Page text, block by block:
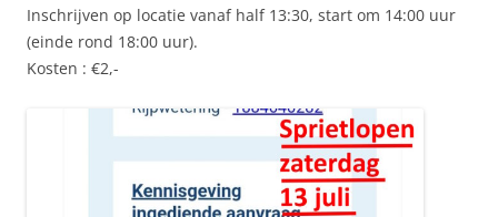
Inschrijven op locatie vanaf half 13:30, start om 14:00 uur
(einde rond 18:00 uur).
Kosten : €2,-